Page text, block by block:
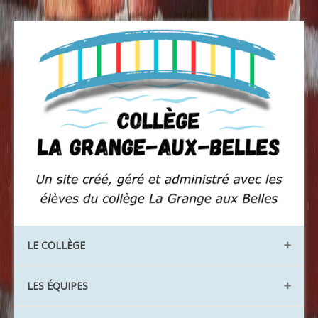
LE COLLÈGE
Les locaux
LES ÉQUIPES